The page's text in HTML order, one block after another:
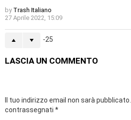
by Trash Italiano
27 Aprile 2022, 15:09
-25
LASCIA UN COMMENTO
Il tuo indirizzo email non sarà pubblicato.
contrassegnati *